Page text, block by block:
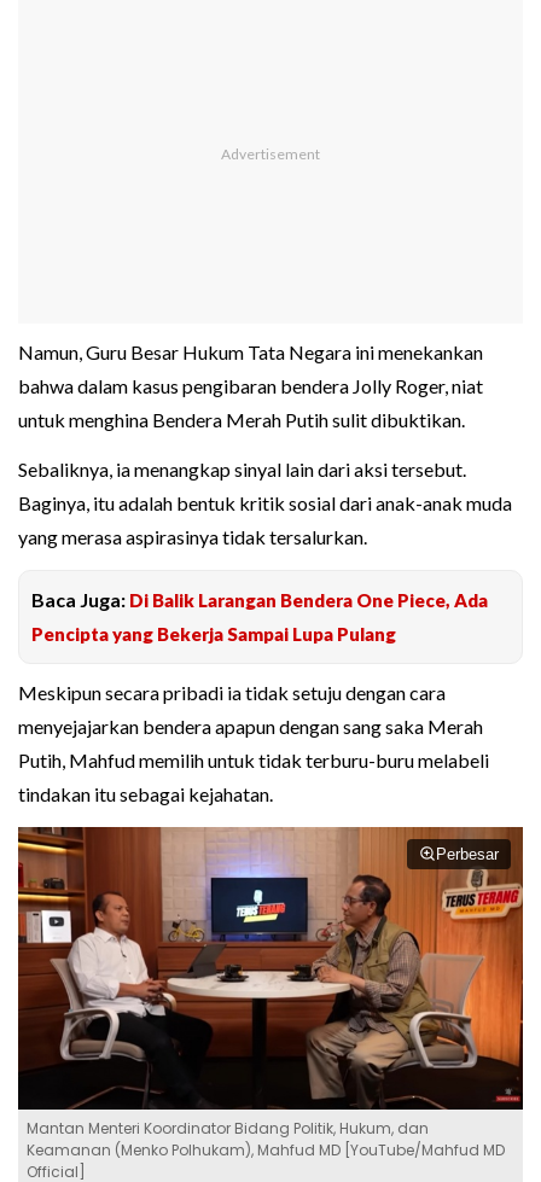
Namun, Guru Besar Hukum Tata Negara ini menekankan
bahwa dalam kasus pengibaran bendera Jolly Roger, niat
untuk menghina Bendera Merah Putih sulit dibuktikan.
Sebaliknya, ia menangkap sinyal lain dari aksi tersebut.
Baginya, itu adalah bentuk kritik sosial dari anak-anak muda
yang merasa aspirasinya tidak tersalurkan.
Baca Juga: Di Balik Larangan Bendera One Piece, Ada
Pencipta yang Bekerja Sampai Lupa Pulang
Meskipun secara pribadi ia tidak setuju dengan cara
menyejajarkan bendera apapun dengan sang saka Merah
Putih, Mahfud memilih untuk tidak terburu-buru melabeli
tindakan itu sebagai kejahatan.
Perbesar
Mantan Menteri Koordinator Bidang Politik, Hukum, dan
Keamanan (Menko Polhukam), Mahfud MD [YouTube/Mahfud MD
Official]